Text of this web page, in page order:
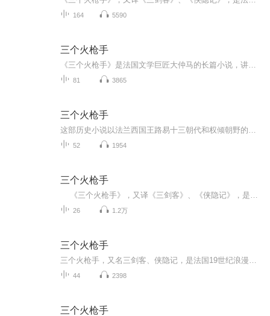
164 5590
三个火枪手
81 3865
三个火枪手
52 1954
三个火枪手
26 1.2万
三个火枪手
44 2398
三个火枪手